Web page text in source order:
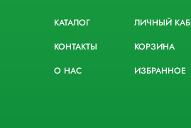
КАТАЛОГ
КОНТАКТЫ
О НАС
ЛИЧНЫЙ
КОРЗИНА
ИЗБРАННОЕ